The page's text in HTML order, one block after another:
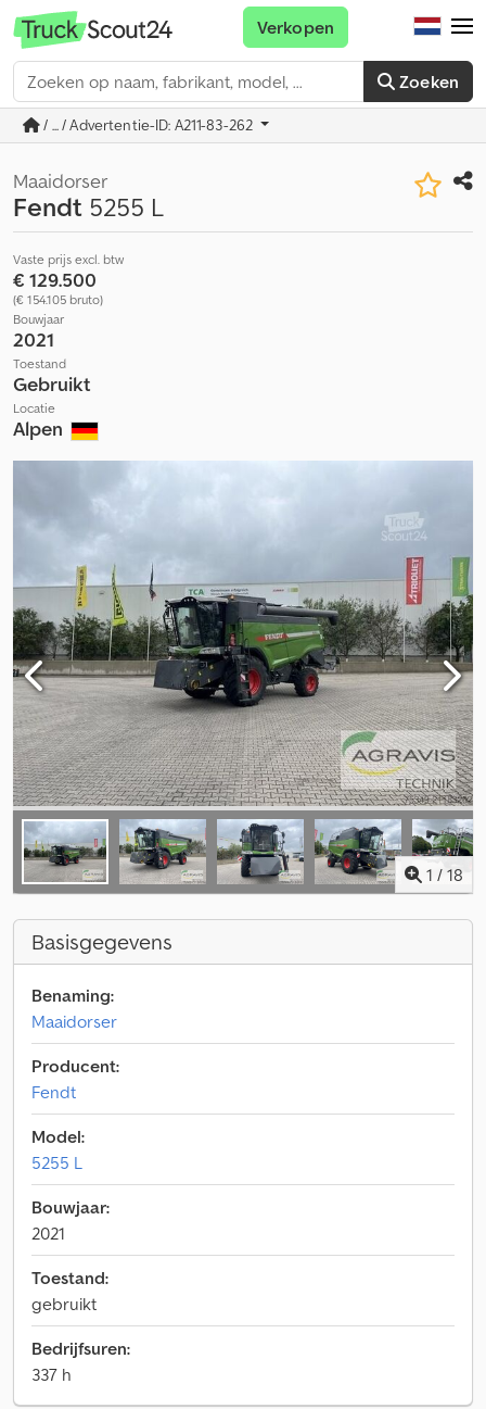
Zoeken
Verkopen
/ ... / Advertentie-ID: A211-83-262
Maaidorser
Fendt 5255 L
Vaste prijs excl. btw
€ 129.500
(€ 154.105 bruto)
Bouwjaar
2021
Toestand
Gebruikt
Locatie
Alpen
1 / 18
Basisgegevens
Benaming:
Maaidorser
Producent:
Fendt
Model:
5255 L
Bouwjaar:
2021
Toestand:
gebruikt
Bedrijfsuren:
337 h